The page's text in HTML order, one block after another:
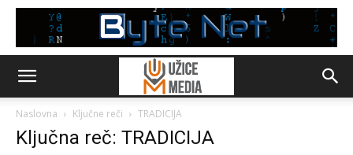
Naslovna Ključne reči TRADICIJA
Ključna reč: TRADICIJA